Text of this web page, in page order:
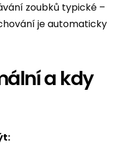
zoubků typické –
je automaticky
a kdy